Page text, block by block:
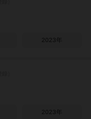
2023年
2023年